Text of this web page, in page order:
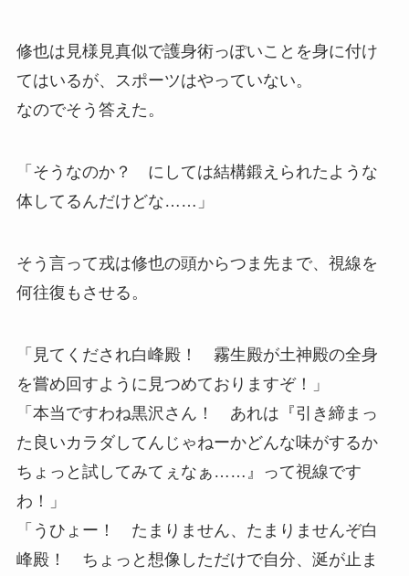
修也は見様見真似で護身術っぽいことを身に付け
てはいるが、スポーツはやっていない。
なのでそう答えた。
「そうなのか？ にしては結構鍛えられたような
体してるんだけどな……」
そう言って戎は修也の頭からつま先まで、視線を
何往復もさせる。
「見てくだされ白峰殿！ 霧生殿が土神殿の全身
を嘗め回すように見つめておりますぞ！」
「本当ですわね黒沢さん！ あれは『引き締まっ
た良いカラダしてんじゃねーかどんな味がするか
ちょっと試してみてぇなぁ……』って視線です
わ！」
「うひょー！ たまりません、たまりませんぞ白
峰殿！ ちょっと想像しただけで自分、涎が止ま